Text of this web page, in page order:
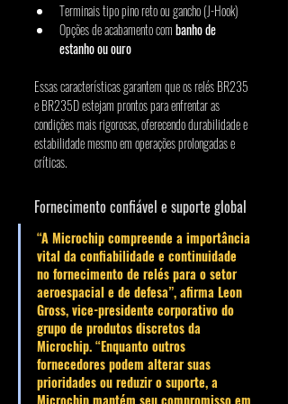
Terminais tipo pino reto ou gancho (J-Hook)
Opções de acabamento com banho de
estanho ou ouro
Essas características garantem que os relés BR235
e BR235D estejam prontos para enfrentar as
condições mais rigorosas, oferecendo durabilidade e
estabilidade mesmo em operações prolongadas e
críticas.
Fornecimento confiável e suporte global
“A Microchip compreende a importância
vital da confiabilidade e continuidade
no fornecimento de relés para o setor
aeroespacial e de defesa”, afirma Leon
Gross, vice-presidente corporativo do
grupo de produtos discretos da
Microchip. “Enquanto outros
fornecedores podem alterar suas
prioridades ou reduzir o suporte, a
Microchip mantém seu compromisso em